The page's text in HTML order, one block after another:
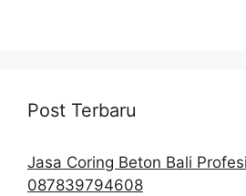
Post Terbaru
Jasa Coring Beton Bali
087839794608